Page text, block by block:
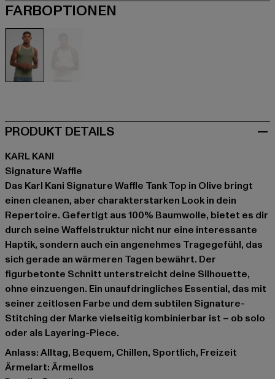
FARBOPTIONEN
PRODUKT DETAILS
KARL KANI
Signature Waffle
Das Karl Kani Signature Waffle Tank Top in Olive bringt
einen cleanen, aber charakterstarken Look in dein
Repertoire. Gefertigt aus 100% Baumwolle, bietet es dir
durch seine Waffelstruktur nicht nur eine interessante
Haptik, sondern auch ein angenehmes Tragegefühl, das
sich gerade an wärmeren Tagen bewährt. Der
figurbetonte Schnitt unterstreicht deine Silhouette,
ohne einzuengen. Ein unaufdringliches Essential, das mit
seiner zeitlosen Farbe und dem subtilen Signature-
Stitching der Marke vielseitig kombinierbar ist – ob solo
oder als Layering-Piece.
Anlass: Alltag, Bequem, Chillen, Sportlich, Freizeit
Ärmelart: Ärmellos